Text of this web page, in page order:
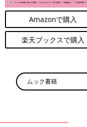
かで畑仕事をしたり、
丹波篠山に拠点を構え
会うと“そろそろ生まれ
よくしました。すぐに
りの小さい集落なんで
人口56人、高齢化率
しかいません。小さな
Amazonで購入
楽天ブックスで購入
ムック書籍